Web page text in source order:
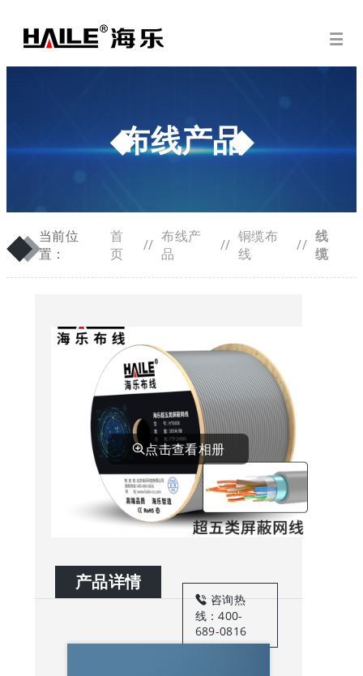
布线产品
◆
◆当前位
置：
首
页
// 布线产
品
// 铜缆布
线
// 线
缆
点击查看相册
◆
（Haile）超
五类网线
HT6608 无氧
铜0.5线芯 单
屏蔽网线 POE
供电 灰色 305
米
咨询热
线：400-
689-0816
产品详情